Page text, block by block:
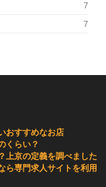
7
7
おすすめなお店
くらい？
上京の定義を調べました
ら専門求人サイトを利用